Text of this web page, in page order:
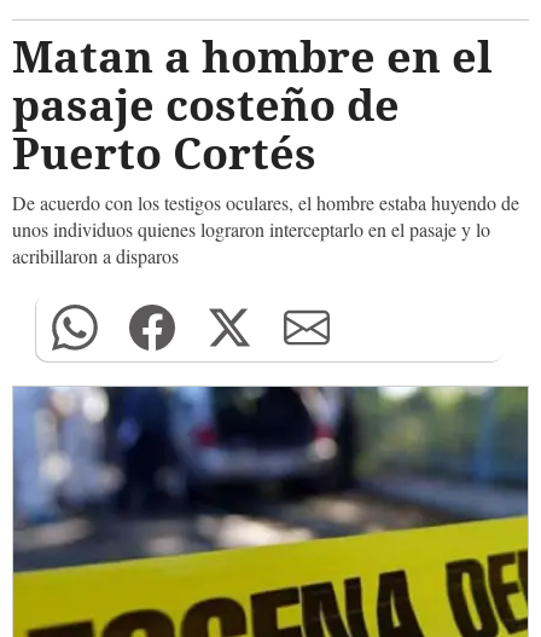
Matan a hombre en el
pasaje costeño de
Puerto Cortés
De acuerdo con los testigos oculares, el hombre estaba huyendo de
unos individuos quienes lograron interceptarlo en el pasaje y lo
acribillaron a disparos